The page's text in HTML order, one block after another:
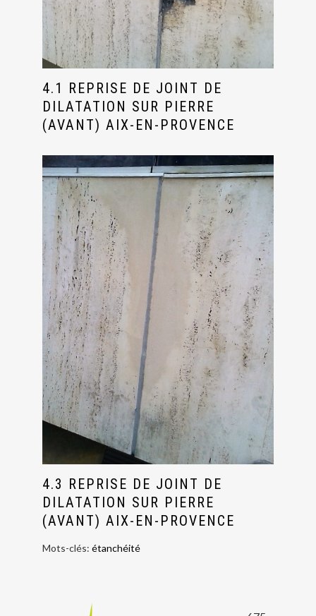
4.1 REPRISE DE JOINT DE
DILATATION SUR PIERRE
(AVANT) AIX-EN-PROVENCE
4.3 REPRISE DE JOINT DE
DILATATION SUR PIERRE
(AVANT) AIX-EN-PROVENCE
Mots-clés: étanchéité